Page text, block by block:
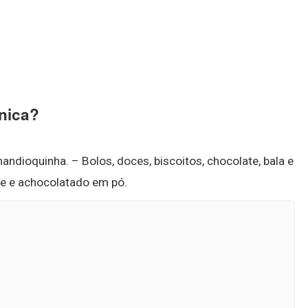
– Bolos, doces, biscoitos, chocolate, bala e
e achocolatado em pó.